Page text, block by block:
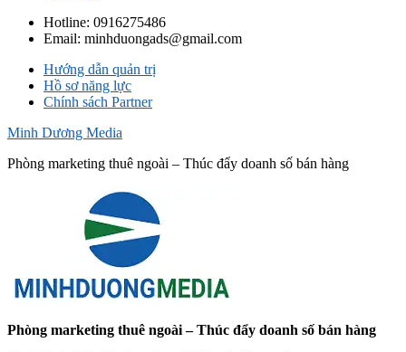
Hotline: 0916275486
Email: minhduongads@gmail.com
Hướng dẫn quản trị
Hồ sơ năng lực
Chính sách Partner
Minh Dương Media
Phòng marketing thuê ngoài – Thúc đẩy doanh số bán hàng
Phòng marketing thuê ngoài – Thúc đẩy doanh số bán hàng